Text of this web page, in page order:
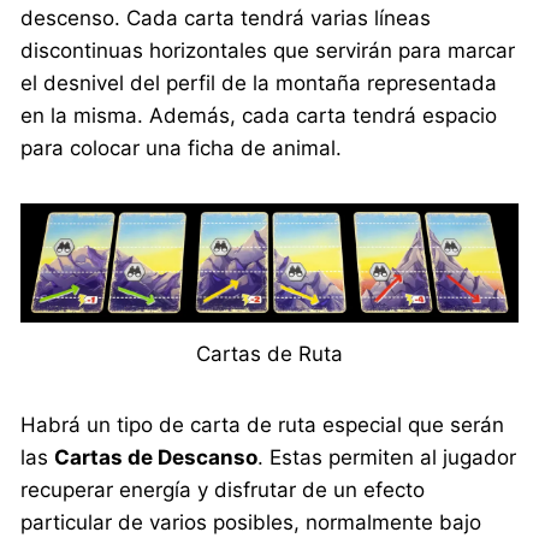
descenso. Cada carta tendrá varias líneas
discontinuas horizontales que servirán para marcar
el desnivel del perfil de la montaña representada
en la misma. Además, cada carta tendrá espacio
para colocar una ficha de animal.
Cartas de Ruta
Habrá un tipo de carta de ruta especial que serán
lasCartas de Descanso. Estas permiten al jugador
recuperar energía y disfrutar de un efecto
particular de varios posibles, normalmente bajo